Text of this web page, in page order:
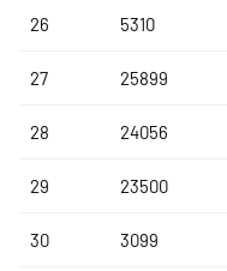
26 5310
27 25899
28 24056
29 23500
30 3099